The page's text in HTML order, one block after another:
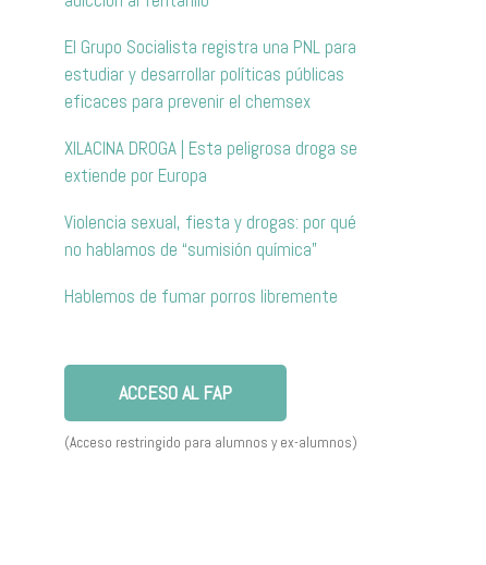
El Grupo Socialista registra una PNL para
estudiar y desarrollar políticas públicas
eficaces para prevenir el chemsex
XILACINA DROGA | Esta peligrosa droga se
extiende por Europa
Violencia sexual, fiesta y drogas: por qué
no hablamos de “sumisión química”
Hablemos de fumar porros libremente
ACCESO AL FAP
(Acceso restringido para alumnos y ex-alumnos)